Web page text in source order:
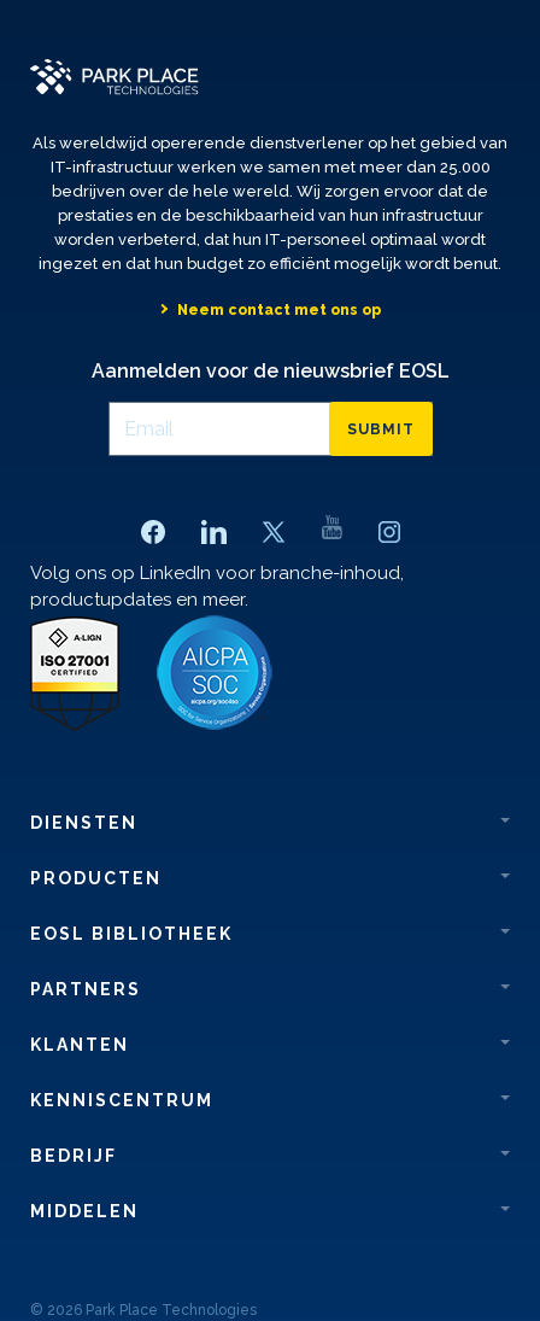
Als wereldwijd opererende dienstverlener op het gebied van
IT-infrastructuur werken we samen met meer dan 25.000
bedrijven over de hele wereld. Wij zorgen ervoor dat de
prestaties en de beschikbaarheid van hun infrastructuur
worden verbeterd, dat hun IT-personeel optimaal wordt
ingezet en dat hun budget zo efficiënt mogelijk wordt benut.
Neem contact met ons op
Aanmelden voor de nieuwsbrief EOSL
SUBMIT
Volg ons op LinkedIn voor branche-inhoud,
productupdates en meer.
DIENSTEN
PRODUCTEN
EOSL BIBLIOTHEEK
PARTNERS
KLANTEN
KENNISCENTRUM
BEDRIJF
MIDDELEN
© 2026 Park Place Technologies